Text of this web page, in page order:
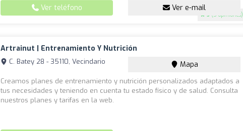
5 (5 opiniones)
Ver teléfono Ver e-mail
Artrainut | Entrenamiento Y Nutrición
C. Batey 28 - 35110, Vecindario Mapa
Creamos planes de entrenamiento y nutrición personalizados adaptados a
tus necesidades y teniendo en cuenta tu estado físico y de salud. Consulta
nuestros planes y tarifas en la web.